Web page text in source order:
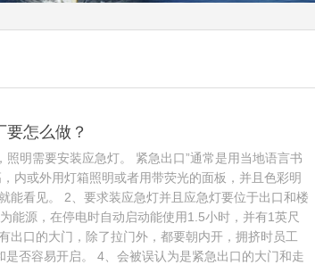
怎么做？
照明需要安装应急灯。 紧急出口”通常是用当地语言书
内或外用灯箱照明或者用带荧光的面板，并且色彩明
能看见。 2、要求装应急灯并且应急灯要位于出口和楼
能源，在停电时自动启动能使用1.5小时，并有1英尺
出口的大门，除了拉门外，都要朝内开，拥挤时员工
否容易开启。 4、会被误认为是紧急出口的大门和走